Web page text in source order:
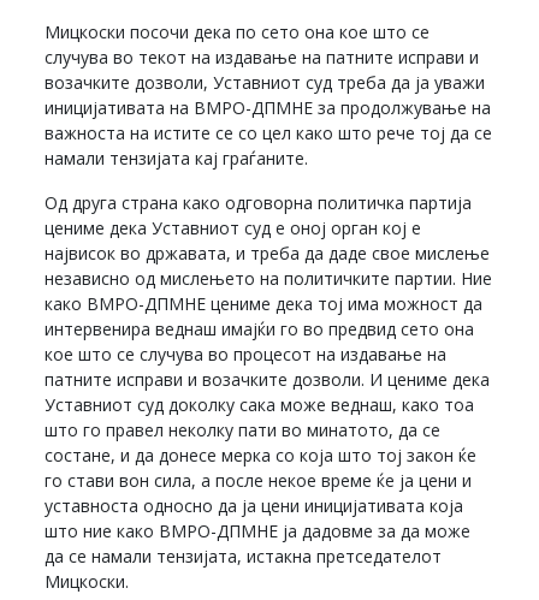
Мицкоски посочи дека по сето она кое што се
случува во текот на издавање на патните исправи и
возачките дозволи, Уставниот суд треба да ја уважи
иницијативата на ВМРО-ДПМНЕ за продолжување на
важноста на истите се со цел како што рече тој да се
намали тензијата кај граѓаните.
Од друга страна како одговорна политичка партија
цениме дека Уставниот суд е оној орган кој е
највисок во државата, и треба да даде свое мислење
независно од мислењето на политичките партии. Ние
како ВМРО-ДПМНЕ цениме дека тој има можност да
интервенира веднаш имајќи го во предвид сето она
кое што се случува во процесот на издавање на
патните исправи и возачките дозволи. И цениме дека
Уставниот суд доколку сака може веднаш, како тоа
што го правел неколку пати во минатото, да се
состане, и да донесе мерка со која што тој закон ќе
го стави вон сила, а после некое време ќе ја цени и
уставноста односно да ја цени иницијативата која
што ние како ВМРО-ДПМНЕ ја дадовме за да може
да се намали тензијата, истакна претседателот
Мицкоски.